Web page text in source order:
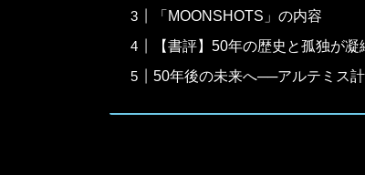
「MOONSHOTS」の内容
【書評】50年の歴史と孤独が
50年後の未来へ──アルテミス